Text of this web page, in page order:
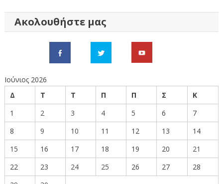
Ακολουθήστε μας
Ιούνιος 2026
Δ
Τ Τ Π Π Σ
Κ
1
2 3 4 5 6
7
8
9 10 11 12 13
14
15
16 17 18 19 20
21
22
23 24 25 26 27
28